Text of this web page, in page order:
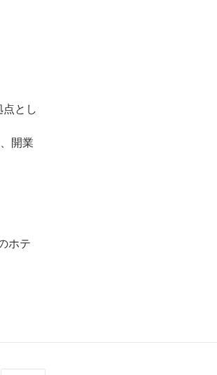
とし
開業
ホテ